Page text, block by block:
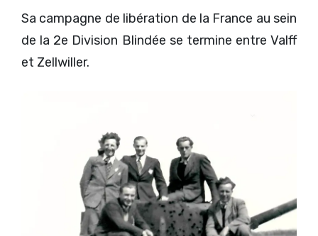
Sa campagne de libération de la France au sein
de la 2e Division Blindée se termine entre Valff
et Zellwiller.